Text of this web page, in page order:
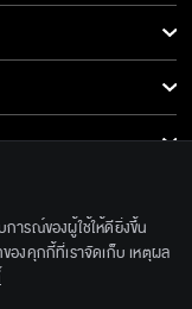
การณ์ของผู้ใช้ให้ดียิ่งขึ้น
องคุกกี้ที่เราจัดเก็บ เหตุผล